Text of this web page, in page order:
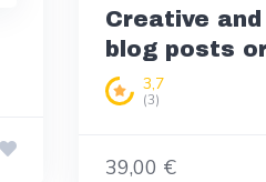
Creative
blog posts
3,7
(3)
39,00 €